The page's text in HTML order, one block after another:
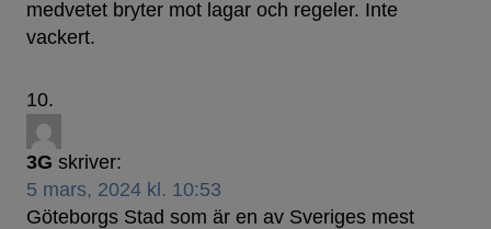
medvetet bryter mot lagar och regeler. Inte
vackert.
3G skriver:
5 mars, 2024 kl. 10:53
Göteborgs Stad som är en av Sveriges mest